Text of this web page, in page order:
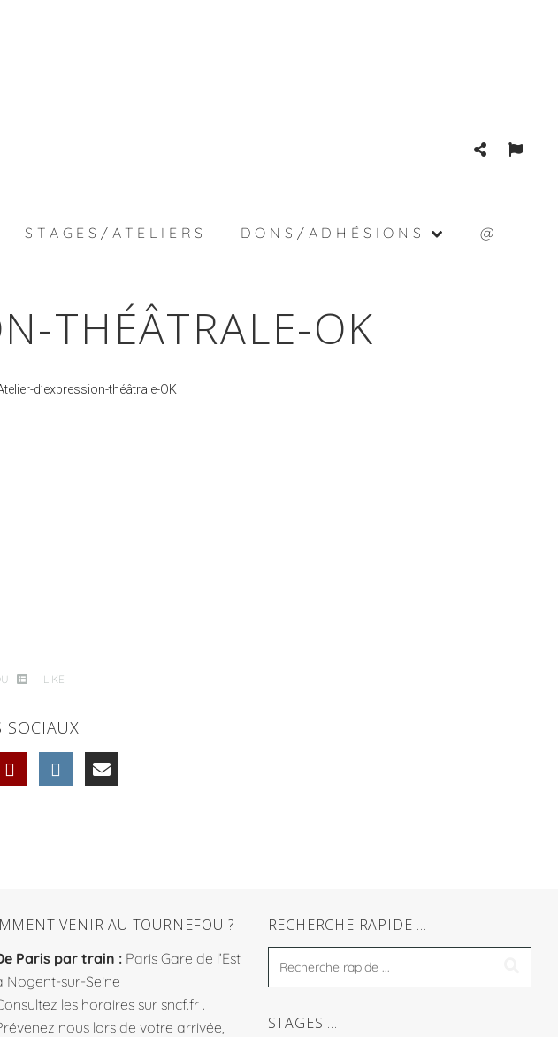
STAGES/ATELIERS DONS/ADHÉSIONS @
THÉÂTRALE-OK
d’expression-théâtrale-OK
LIKE
SOCIAUX
VENIR AU TOURNEFOU ?
Paris par train : Paris Gare de l’Est
Nogent-sur-Seine
les horaires sur sncf.fr .
nous lors de votre arrivée,
RECHERCHE RAPIDE …
STAGES …